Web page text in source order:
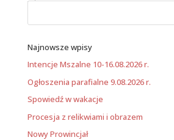
Najnowsze wpisy
Intencje Mszalne 10-16.08.2026 r.
Ogłoszenia parafialne 9.08.2026 r.
Spowiedź w wakacje
Procesja z relikwiami i obrazem
Nowy Prowincjał